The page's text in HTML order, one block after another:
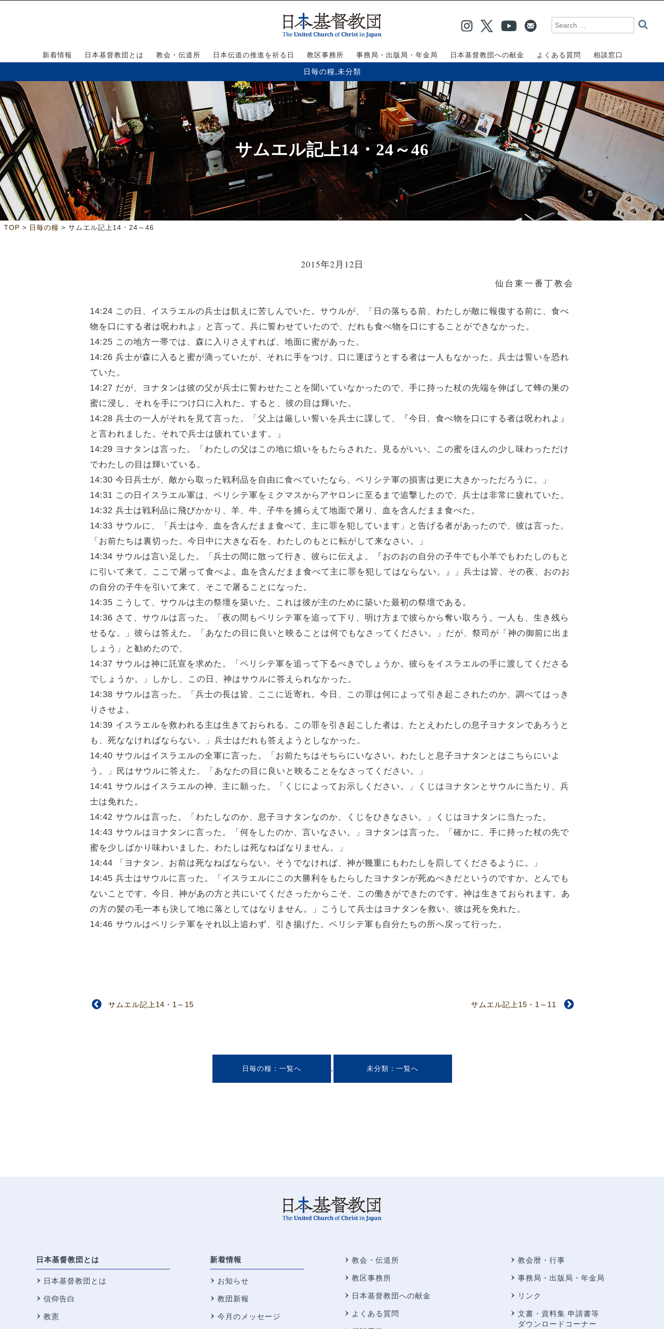
新着情報 日本基督教団とは 教会・伝道所 日本伝道の推進を祈る日 教区事務所 事務局・出版局・年金局 日本基督教団への献金 よくある質問 相談窓口
日毎の糧,未分類
サムエル記上14・24～46
TOP > 日毎の糧 > サムエル記上14・24～46
2015年2月12日
仙台東一番丁教会
14:24 この日、イスラエルの兵士は飢えに苦しんでいた。サウルが、「日の落ちる前、わたしが敵に報復する前に、食べ
物を口にする者は呪われよ」と言って、兵に誓わせていたので、だれも食べ物を口にすることができなかった。
14:25 この地方一帯では、森に入りさえすれば、地面に蜜があった。
14:26 兵士が森に入ると蜜が滴っていたが、それに手をつけ、口に運ぼうとする者は一人もなかった。兵士は誓いを恐れ
ていた。
14:27 だが、ヨナタンは彼の父が兵士に誓わせたことを聞いていなかったので、手に持った杖の先端を伸ばして蜂の巣の
蜜に浸し、それを手につけ口に入れた。すると、彼の目は輝いた。
14:28 兵士の一人がそれを見て言った。「父上は厳しい誓いを兵士に課して、『今日、食べ物を口にする者は呪われよ』
と言われました。それで兵士は疲れています。」
14:29 ヨナタンは言った。「わたしの父はこの地に煩いをもたらされた。見るがいい。この蜜をほんの少し味わっただけ
でわたしの目は輝いている。
14:30 今日兵士が、敵から取った戦利品を自由に食べていたなら、ペリシテ軍の損害は更に大きかっただろうに。」
14:31 この日イスラエル軍は、ペリシテ軍をミクマスからアヤロンに至るまで追撃したので、兵士は非常に疲れていた。
14:32 兵士は戦利品に飛びかかり、羊、牛、子牛を捕らえて地面で屠り、血を含んだまま食べた。
14:33 サウルに、「兵士は今、血を含んだまま食べて、主に罪を犯しています」と告げる者があったので、彼は言った。
「お前たちは裏切った。今日中に大きな石を、わたしのもとに転がして来なさい。」
14:34 サウルは言い足した。「兵士の間に散って行き、彼らに伝えよ。『おのおの自分の子牛でも小羊でもわたしのもと
に引いて来て、ここで屠って食べよ。血を含んだまま食べて主に罪を犯してはならない。』」兵士は皆、その夜、おのお
の自分の子牛を引いて来て、そこで屠ることになった。
14:35 こうして、サウルは主の祭壇を築いた。これは彼が主のために築いた最初の祭壇である。
14:36 さて、サウルは言った。「夜の間もペリシテ軍を追って下り、明け方まで彼らから奪い取ろう。一人も、生き残ら
せるな。」彼らは答えた。「あなたの目に良いと映ることは何でもなさってください。」だが、祭司が「神の御前に出ま
しょう」と勧めたので、
14:37 サウルは神に託宣を求めた。「ペリシテ軍を追って下るべきでしょうか。彼らをイスラエルの手に渡してくださる
でしょうか。」しかし、この日、神はサウルに答えられなかった。
14:38 サウルは言った。「兵士の長は皆、ここに近寄れ。今日、この罪は何によって引き起こされたのか、調べてはっき
りさせよ。
14:39 イスラエルを救われる主は生きておられる。この罪を引き起こした者は、たとえわたしの息子ヨナタンであろうと
も、死ななければならない。」兵士はだれも答えようとしなかった。
14:40 サウルはイスラエルの全軍に言った。「お前たちはそちらにいなさい。わたしと息子ヨナタンとはこちらにいよ
う。」民はサウルに答えた。「あなたの目に良いと映ることをなさってください。」
14:41 サウルはイスラエルの神、主に願った。「くじによってお示しください。」くじはヨナタンとサウルに当たり、兵
士は免れた。
14:42 サウルは言った。「わたしなのか、息子ヨナタンなのか、くじをひきなさい。」くじはヨナタンに当たった。
14:43 サウルはヨナタンに言った。「何をしたのか、言いなさい。」ヨナタンは言った。「確かに、手に持った杖の先で
蜜を少しばかり味わいました。わたしは死なねばなりません。」
14:44 「ヨナタン、お前は死なねばならない。そうでなければ、神が幾重にもわたしを罰してくださるように。」
14:45 兵士はサウルに言った。「イスラエルにこの大勝利をもたらしたヨナタンが死ぬべきだというのですか。とんでも
ないことです。今日、神があの方と共にいてくださったからこそ、この働きができたのです。神は生きておられます。あ
の方の髪の毛一本も決して地に落としてはなりません。」こうして兵士はヨナタンを救い、彼は死を免れた。
14:46 サウルはペリシテ軍をそれ以上追わず、引き揚げた。ペリシテ軍も自分たちの所へ戻って行った。
サムエル記上14・1～15 サムエル記上15・1～11
日毎の糧 , 未分類
日本基督教団とは
日本基督教団とは
信仰告白
教憲
新着情報
お知らせ
教団新報
今月のメッセージ
教会・伝道所
教区事務所
日本基督教団への献金
よくある質問
教会暦・行事
事務局・出版局・年金局
リンク
文書・資料集 申請書等
ダウンロードコーナー